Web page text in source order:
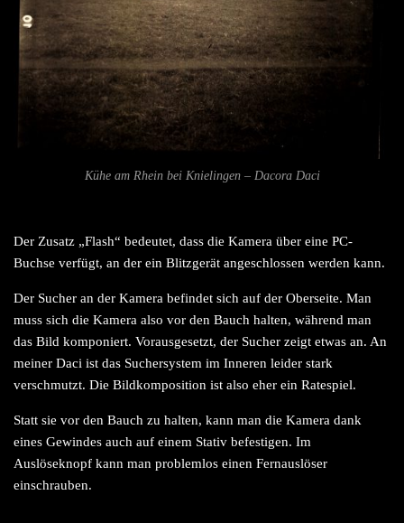
Kühe am Rhein bei Knielingen – Dacora Daci
Der Zusatz „Flash“ bedeutet, dass die Kamera über eine PC-
Buchse verfügt, an der ein Blitzgerät angeschlossen werden kann.
Der Sucher an der Kamera befindet sich auf der Oberseite. Man
muss sich die Kamera also vor den Bauch halten, während man
das Bild komponiert. Vorausgesetzt, der Sucher zeigt etwas an. An
meiner Daci ist das Suchersystem im Inneren leider stark
verschmutzt. Die Bildkomposition ist also eher ein Ratespiel.
Statt sie vor den Bauch zu halten, kann man die Kamera dank
eines Gewindes auch auf einem Stativ befestigen. Im
Auslöseknopf kann man problemlos einen Fernauslöser
einschrauben.